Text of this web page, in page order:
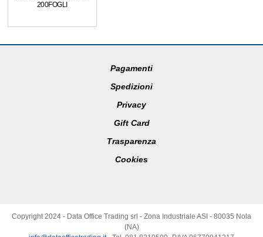
200FOGLI
Pagamenti
Spedizioni
Privacy
Gift Card
Trasparenza
Cookies
Copyright 2024 - Data Office Trading srl - Zona Industriale ASI - 80035 Nola
(NA)